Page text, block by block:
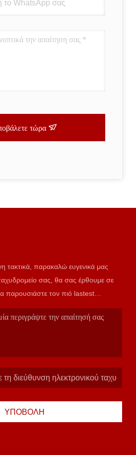
τώρα
τακτικά, παρακαλώ ευγενικά μας
σας, θα σας έρθουμε σε
ΥΠΟΒΟΛΉ